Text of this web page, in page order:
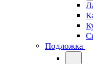
Подложка